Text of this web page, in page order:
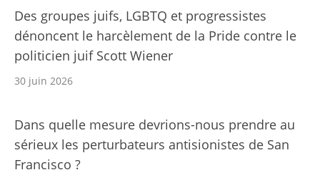
Des groupes juifs, LGBTQ et progressistes
dénoncent le harcèlement de la Pride contre le
politicien juif Scott Wiener
30 juin 2026
Dans quelle mesure devrions-nous prendre au
sérieux les perturbateurs antisionistes de San
Francisco ?